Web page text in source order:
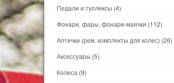
Педали и туплексы (4)
Фонари, фары, фонари-маячки (112)
Аптечки (рем. комплекты для колес) (26)
Аксессуары (5)
Колеса (9)